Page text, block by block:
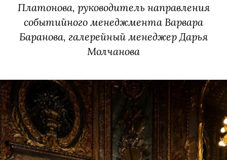
Платонова, руководитель направления
событийного менеджмента Варвара
Баранова, галерейный менеджер Дарья
Молчанова